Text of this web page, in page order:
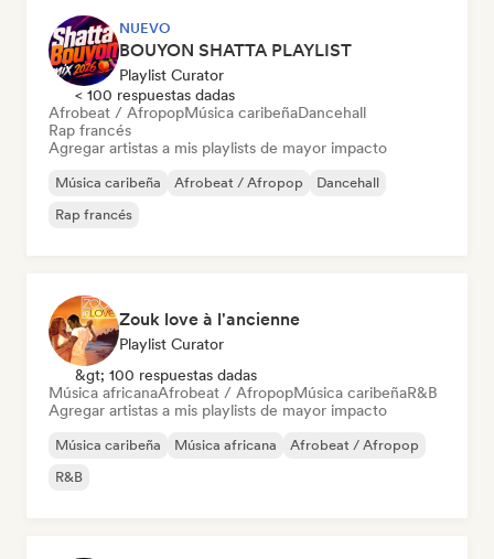
NUEVO
BOUYON SHATTA PLAYLIST
Playlist Curator
< 100 respuestas dadas
Afrobeat / AfropopMúsica caribeñaDancehall
Rap francés
Agregar artistas a mis playlists de mayor impacto
Música caribeña Afrobeat / Afropop
Dancehall
Rap francés
Zouk love à l'ancienne
Playlist Curator
&gt; 100 respuestas dadas
Música africanaAfrobeat / AfropopMúsica caribeñaR&B
Agregar artistas a mis playlists de mayor impacto
Música caribeña Música africana
Afrobeat / Afropop
R&B